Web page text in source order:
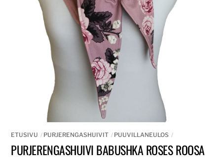
ETUSIVU PURJERENGASHUIVIT PUUVILLANEULOS
PURJERENGASHUIVI BABUSHKA ROSES ROOSA